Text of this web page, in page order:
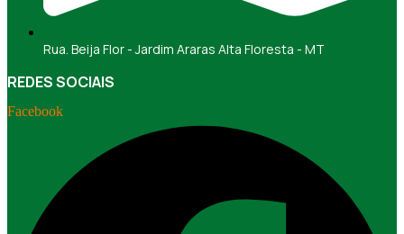
Rua. Beija Flor - Jardim Araras Alta Floresta - MT
REDES SOCIAIS
Facebook